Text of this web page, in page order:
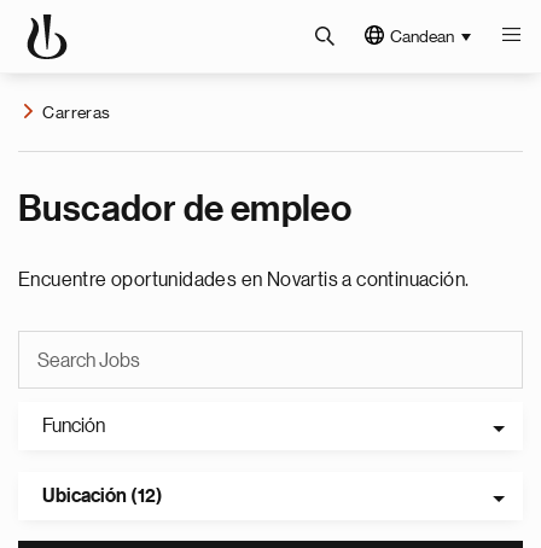
Candean
Carreras
Buscador de empleo
Encuentre oportunidades en Novartis a continuación.
Función
Ubicación (12)